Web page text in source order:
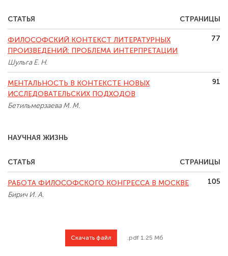
Скачать файл .pdf 1.25 Мб
СТАТЬЯ СТРАНИЦЫ
ФИЛОСОФСКИЙ КОНТЕКСТ ЛИТЕРАТУРНЫХ
ПРОИЗВЕДЕНИЙ: ПРОБЛЕМА ИНТЕРПРЕТАЦИИ
Шульга Е. Н.
77
МЕНТАЛЬНОСТЬ В КОНТЕКСТЕ НОВЫХ
ИССЛЕДОВАТЕЛЬСКИХ ПОДХОДОВ
Бетильмерзаева М. М.
91
НАУЧНАЯ ЖИЗНЬ
СТАТЬЯ СТРАНИЦЫ
РАБОТА ФИЛОСОФСКОГО КОНГРЕССА В МОСКВЕ
Бирич И. А.
105